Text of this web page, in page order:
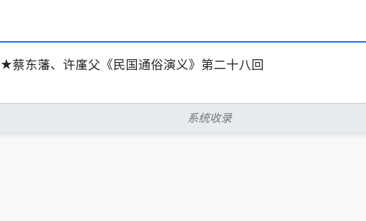
蔡东藩、许廑父《民国通俗演义》第二十八回
系统收录